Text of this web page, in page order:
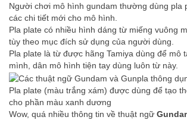
Người chơi mô hình gundam thường dùng pla
các chi tiết mới cho mô hình.
Pla plate có nhiều hình dáng từ miếng vuông
tùy theo mục đích sử dụng của người dùng.
Pla plate là từ được hãng Tamiya dùng để mô
mình, dân mô hình tiện tay dùng luôn từ này.
Pla plate (màu trắng xám) được dùng để tạo
cho phần màu xanh dương
Wow, quá nhiều thông tin về thuật ngữ